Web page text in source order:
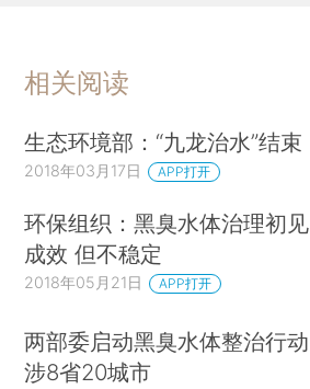
相关阅读
生态环境部：“九龙治水”结束
2018年03月17日 APP打开
环保组织：黑臭水体治理初见
成效 但不稳定
2018年05月21日 APP打开
两部委启动黑臭水体整治行动
涉8省20城市